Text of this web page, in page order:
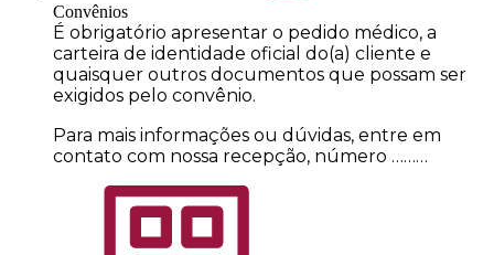
Convênios
É obrigatório apresentar o pedido médico, a
carteira de identidade oficial do(a) cliente e
quaisquer outros documentos que possam ser
exigidos pelo convênio.
Para mais informações ou dúvidas, entre em
contato com nossa recepção, número ………